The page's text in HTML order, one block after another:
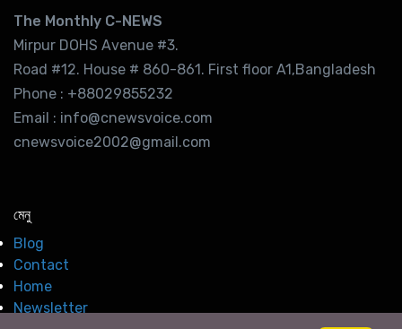
The Monthly C-NEWS
Mirpur DOHS Avenue #3.
Road #12. House # 860-861. First floor A1,Bangladesh
Phone : +88029855232
Email : info@cnewsvoice.com
cnewsvoice2002@gmail.com
মেনু
Blog
Contact
Home
Newsletter